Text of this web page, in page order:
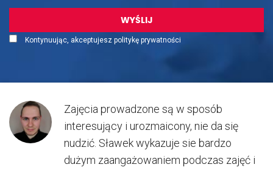
Kontynuując, akceptujesz politykę prywatności
Zajęcia prowadzone są w sposób
interesujący i urozmaicony, nie da się
nudzić. Sławek wykazuje sie bardzo
dużym zaangażowaniem podczas zajęć i